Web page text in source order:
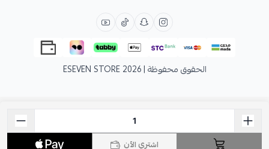
اشتري الآن
الحقوق محفوظة | 2026 ESEVEN STORE